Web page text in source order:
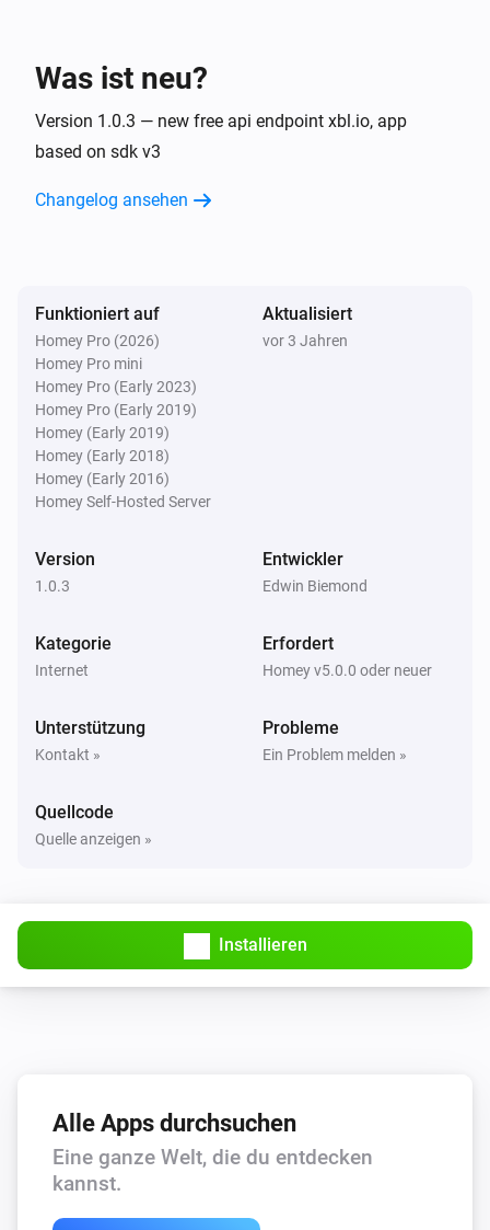
XBOX Friend
Ein- oder ausschalten
Was ist neu?
Version 1.0.3 — new free api endpoint xbl.io, app
based on sdk v3
Changelog ansehen
Funktioniert auf
Homey Pro (2026)
Homey Pro mini
Homey Pro (Early 2023)
Homey Pro (Early 2019)
Homey (Early 2019)
Homey (Early 2018)
Homey (Early 2016)
Homey Self-Hosted Server
Aktualisiert
vor 3 Jahren
Version
1.0.3
Entwickler
Edwin Biemond
Kategorie
Internet
Erfordert
Homey v5.0.0 oder neuer
Unterstützung
Kontakt »
Probleme
Ein Problem melden »
Quellcode
Quelle anzeigen »
Installieren
Alle Apps durchsuchen
Eine ganze Welt, die du entdecken
kannst.